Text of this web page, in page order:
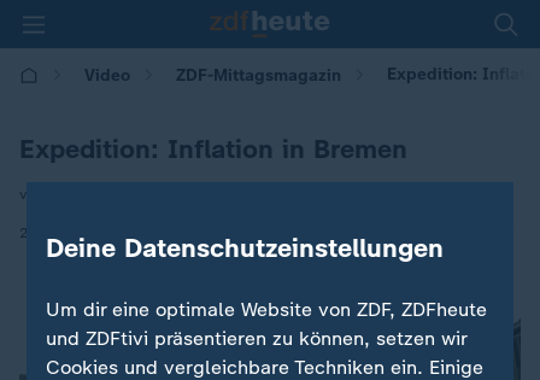
Video ZDF-Mittagsmagazin Expedition:
Expedition: Inflation in Bremen
von Nathalie Siegler
26.02.2026 | 12:00
Deine Datenschutzeinstellungen
Um dir eine optimale Website von ZDF, ZDFheute
und ZDFtivi präsentieren zu können, setzen wir
Cookies und vergleichbare Techniken ein. Einige